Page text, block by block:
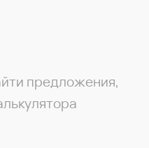
предложения,